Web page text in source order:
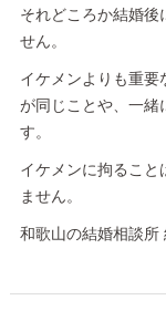
それどころか結婚後
せん。
イケメンよりも重要
が同じことや、一緒
す。
イケメンに拘ること
ません。
和歌山の結婚相談所